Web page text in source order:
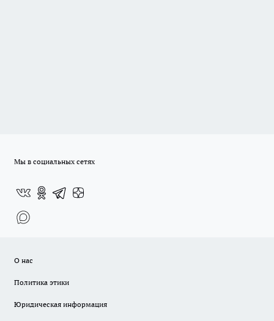
Мы в социальных сетях
О нас
Политика этики
Юридическая информация